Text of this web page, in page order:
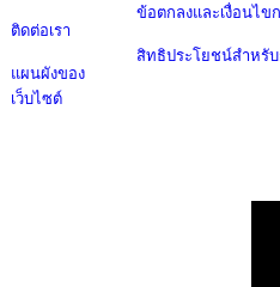
ติดต่อเรา
แผนผังของ
เว็บไซต์
ข้อตกลงและเงื่อนไข
สิทธิประโยชน์สำหรั